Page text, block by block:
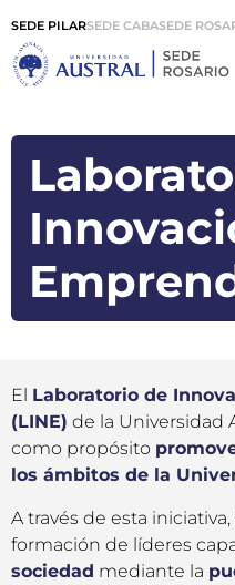
SEDE PILARSEDE CABASEDE
El Laboratorio de
(LINE) de la Universidad
como propósito
los ámbitos de la
A través de esta
formación de líderes
sociedad mediante la